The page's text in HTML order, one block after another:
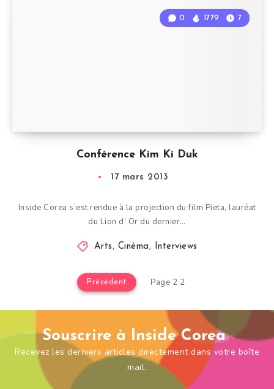
Conférence Kim Ki Duk
0 1779 7
17 mars 2013
Inside Corea s’est rendue à la projection du film Pieta, lauréat
du Lion d’ Or du dernier…
Arts, Cinéma, Interviews
Précédent Page 2 2
Souscrire à Inside Corea
Recevez les derniers articles directement dans votre boîte
mail.